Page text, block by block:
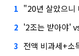
1 "20년 살았으니
2 '2조는 받아야'
3 전액 비과세+소